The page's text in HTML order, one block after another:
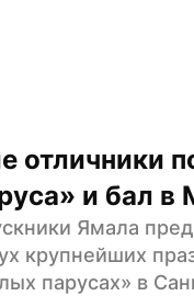
отличники
и бал в
Ямала
крупнейших
парусах» в